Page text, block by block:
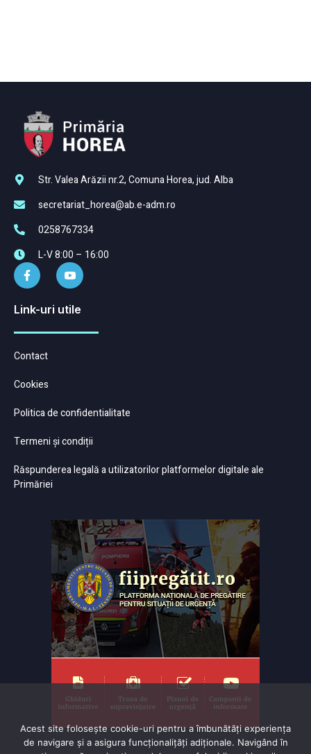
Str. Valea Arăzii nr.2, Comuna Horea, jud. Alba
secretariat_horea@ab.e-adm.ro
0258767334
L-V 8:00 – 16:00
Link-uri utile
Contact
Cookies
Politica de confidentialitate
Termeni și condiții
Răspunderea legală a utilizatorilor platformelor digitale ale
Primăriei
Acest site folosește cookie-uri pentru a îmbunătăți experiența
de navigare și a asigura funcționalițăți adiționale. Navigând în